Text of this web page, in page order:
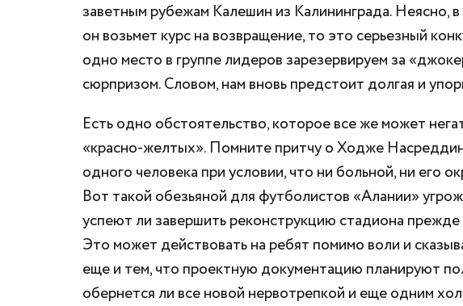
заветным рубежам Калешин из Калининграда. Неясно,
он возьмет курс на возвращение, то это серьезный
одно место в группе лидеров зарезервируем за
сюрпризом. Словом, нам вновь предстоит долгая и
Есть одно обстоятельство, которое все же может
«красно-желтых». Помните притчу о Ходже
одного человека при условии, что ни больной, ни его
Вот такой обезьяной для футболистов «Алании»
успеют ли завершить реконструкцию стадиона
Это может действовать на ребят помимо воли и
еще и тем, что проектную документацию планируют
обернется ли все новой нервотрепкой и еще одним